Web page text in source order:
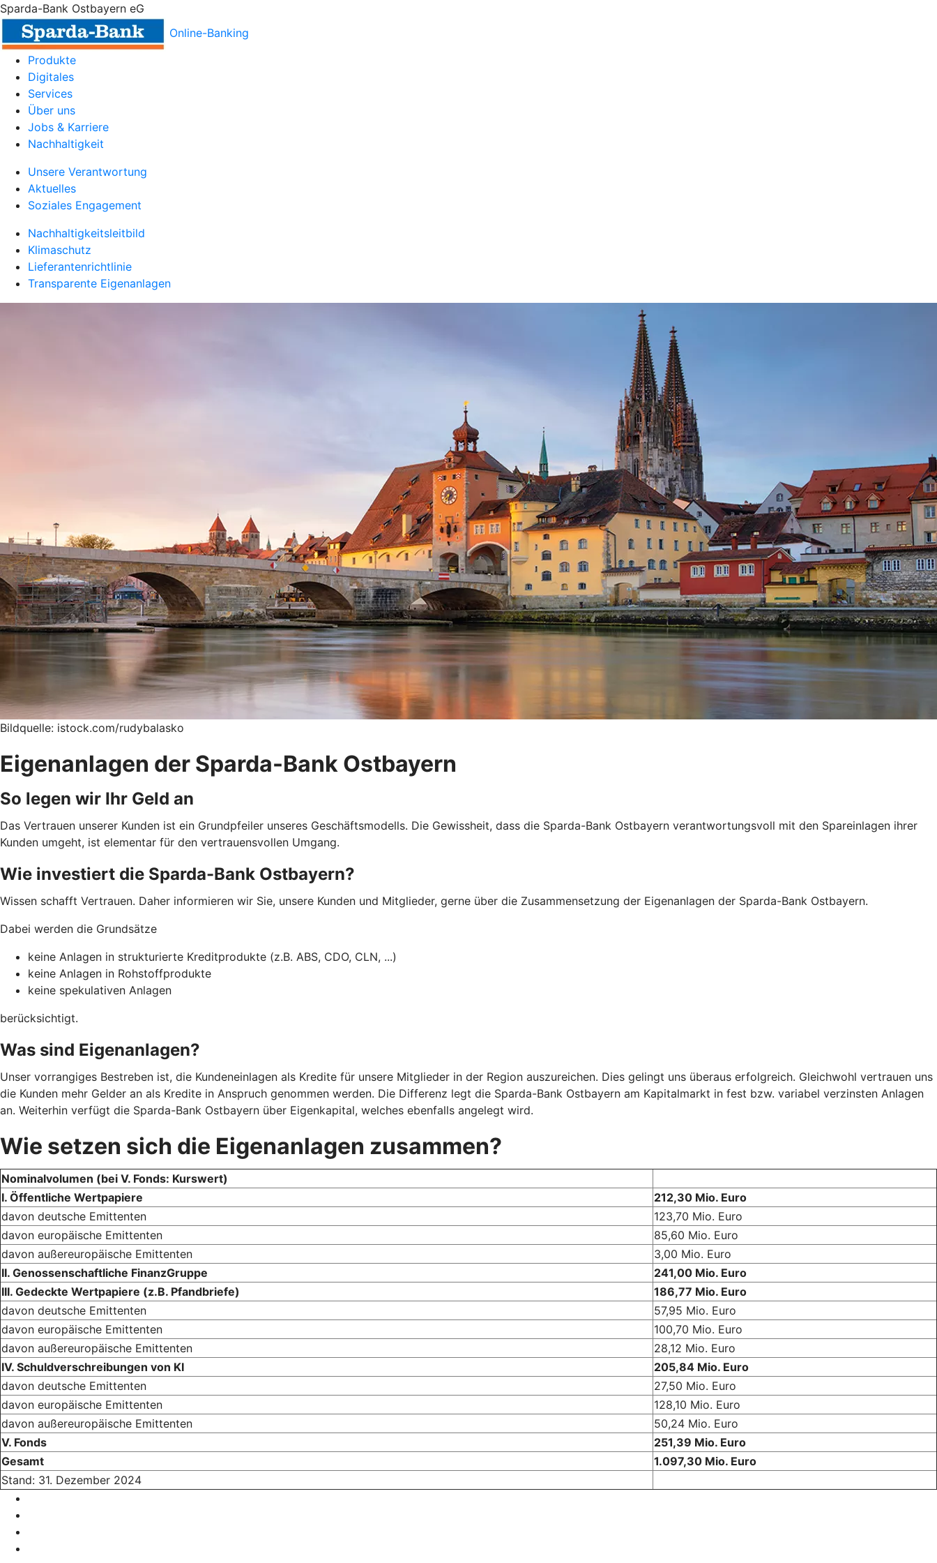
Sparda-Bank Ostbayern eG
Online-Banking
Produkte
Digitales
Services
Über uns
Jobs & Karriere
Nachhaltigkeit
Unsere Verantwortung
Aktuelles
Soziales Engagement
Nachhaltigkeitsleitbild
Klimaschutz
Lieferantenrichtlinie
Transparente Eigenanlagen
Bildquelle: istock.com/rudybalasko
Eigenanlagen der Sparda-Bank Ostbayern
So legen wir Ihr Geld an
Das Vertrauen unserer Kunden ist ein Grundpfeiler unseres Geschäftsmodells. Die Gewissheit, dass die Sparda-Bank Ostbayern verantwortungsvoll mit den Spareinlagen ihrer
Kunden umgeht, ist elementar für den vertrauensvollen Umgang.
Wie investiert die Sparda-Bank Ostbayern?
Wissen schafft Vertrauen. Daher informieren wir Sie, unsere Kunden und Mitglieder, gerne über die Zusammensetzung der Eigenanlagen der Sparda-Bank Ostbayern.
Dabei werden die Grundsätze
keine Anlagen in strukturierte Kreditprodukte (z.B. ABS, CDO, CLN, ...)
keine Anlagen in Rohstoffprodukte
keine spekulativen Anlagen
berücksichtigt.
Was sind Eigenanlagen?
Unser vorrangiges Bestreben ist, die Kundeneinlagen als Kredite für unsere Mitglieder in der Region auszureichen. Dies gelingt uns überaus erfolgreich. Gleichwohl vertrauen uns
die Kunden mehr Gelder an als Kredite in Anspruch genommen werden. Die Differenz legt die Sparda-Bank Ostbayern am Kapitalmarkt in fest bzw. variabel verzinsten Anlagen
an. Weiterhin verfügt die Sparda-Bank Ostbayern über Eigenkapital, welches ebenfalls angelegt wird.
Wie setzen sich die Eigenanlagen zusammen?
Nominalvolumen (bei V. Fonds: Kurswert)
I. Öffentliche Wertpapiere
212,30 Mio. Euro
davon deutsche Emittenten
123,70 Mio. Euro
davon europäische Emittenten
85,60 Mio. Euro
davon außereuropäische Emittenten
3,00 Mio. Euro
II. Genossenschaftliche FinanzGruppe
241,00 Mio. Euro
III. Gedeckte Wertpapiere (z.B. Pfandbriefe)
186,77 Mio. Euro
davon deutsche Emittenten
57,95 Mio. Euro
davon europäische Emittenten
100,70 Mio. Euro
davon außereuropäische Emittenten
28,12 Mio. Euro
IV. Schuldverschreibungen von KI
205,84 Mio. Euro
davon deutsche Emittenten
27,50 Mio. Euro
davon europäische Emittenten
128,10 Mio. Euro
davon außereuropäische Emittenten
50,24 Mio. Euro
V. Fonds
251,39 Mio. Euro
Gesamt
1.097,30 Mio. Euro
Stand: 31. Dezember 2024